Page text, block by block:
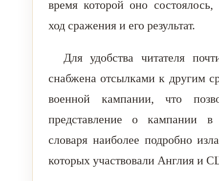
время которой оно состоялось,
ход сражения и его результат.
Для удобства читателя
снабжена отсылками к другим
военной кампании, что
представление о кампании
словаря наиболее подробно
которых участвовали Англия и